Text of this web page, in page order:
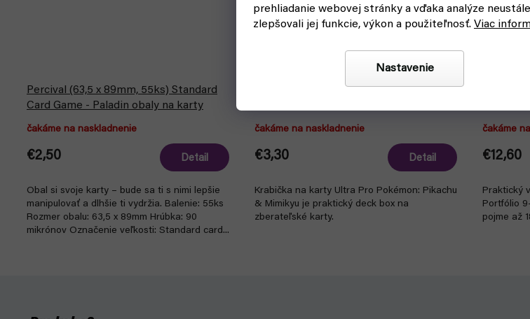
prehliadanie webovej stránky a vďaka analýze neustále
zlepšovali jej funkcie, výkon a použiteľnosť. Viac
Nastavenie
Percival (63,5 x 89mm, 55ks) Standard
Card Game - Paladin obaly na karty
čakáme na naskladnenie
€2,50 Detail
Obal si svoje karty – bude sa ti s nimi lepšie
manipulovať a dlhšie ti vydržia. Balenie: 55ks
Rozmer obalu: 63,5 x 89mm Hrúbka: 90
mikrónov Označenie veľkosti: Standard card...
Pokémon: Pikachu & Mimikyu Deck Box
čakáme na naskladnenie
€3,30 Detail
Krabička na karty Ultra Pro Pokémon: Pikachu
& Mimikyu je praktický deck box na
zberateľské karty.
čakáme
€12,60
Praktický
Portfólio
pojme až